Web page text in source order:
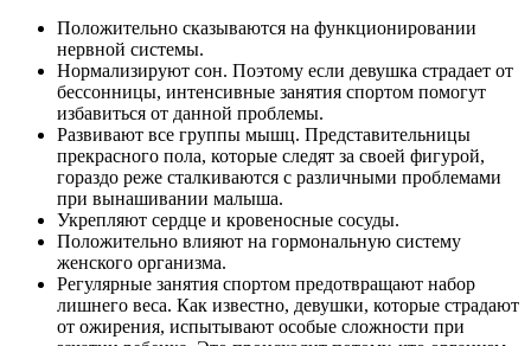
Положительно сказываются на функционировании
нервной системы.
Нормализируют сон. Поэтому если девушка страдает от
бессонницы, интенсивные занятия спортом помогут
избавиться от данной проблемы.
Развивают все группы мышц. Представительницы
прекрасного пола, которые следят за своей фигурой,
гораздо реже сталкиваются с различными проблемами
при вынашивании малыша.
Укрепляют сердце и кровеносные сосуды.
Положительно влияют на гормональную систему
женского организма.
Регулярные занятия спортом предотвращают набор
лишнего веса. Как известно, девушки, которые страдают
от ожирения, испытывают особые сложности при